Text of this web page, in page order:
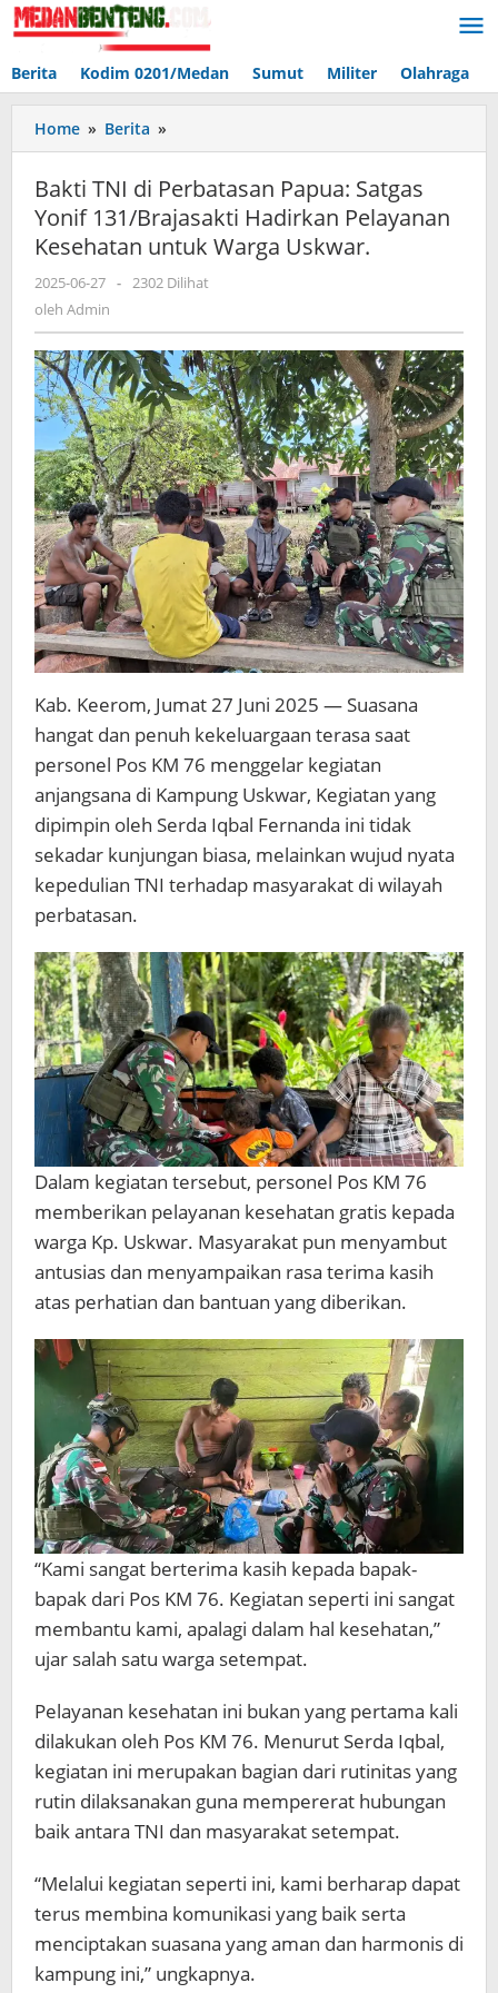
Lewati
ke
Berita Kodim 0201/Medan Sumut Militer Olahraga
Home » Berita »
TNI
Perbatasan
Papua:
Satgas
131/Brajasakti
Pelayanan
Kesehatan
untuk
Warga
Uskwar.
Bakti TNI di Perbatasan Papua: Satgas
Yonif 131/Brajasakti Hadirkan Pelayanan
Kesehatan untuk Warga Uskwar.
2025-06-27 oleh
- 2302 Dilihat
oleh Admin
Kab. Keerom, Jumat 27 Juni 2025 — Suasana
hangat dan penuh kekeluargaan terasa saat
personel Pos KM 76 menggelar kegiatan
anjangsana di Kampung Uskwar, Kegiatan yang
dipimpin oleh Serda Iqbal Fernanda ini tidak
sekadar kunjungan biasa, melainkan wujud nyata
kepedulian TNI terhadap masyarakat di wilayah
perbatasan.
Dalam kegiatan tersebut, personel Pos KM 76
memberikan pelayanan kesehatan gratis kepada
warga Kp. Uskwar. Masyarakat pun menyambut
antusias dan menyampaikan rasa terima kasih
atas perhatian dan bantuan yang diberikan.
“Kami sangat berterima kasih kepada bapak-
bapak dari Pos KM 76. Kegiatan seperti ini sangat
membantu kami, apalagi dalam hal kesehatan,”
ujar salah satu warga setempat.
Pelayanan kesehatan ini bukan yang pertama kali
dilakukan oleh Pos KM 76. Menurut Serda Iqbal,
kegiatan ini merupakan bagian dari rutinitas yang
rutin dilaksanakan guna mempererat hubungan
baik antara TNI dan masyarakat setempat.
“Melalui kegiatan seperti ini, kami berharap dapat
terus membina komunikasi yang baik serta
menciptakan suasana yang aman dan harmonis di
kampung ini,” ungkapnya.